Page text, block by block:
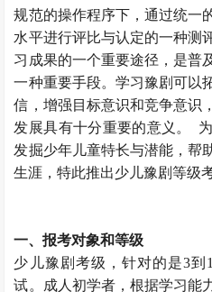
规范的操作程序下，通过统一
水平进行评比与认定的一种测
习成果的一个重要途径，是普
一种重要手段。学习豫剧可以
信，增强目标意识和竞争意识
发展具有十分重要的意义。
发掘少年儿童特长与潜能，帮
生涯，特此推出少儿豫剧等级
一、报考对象和等级
少儿豫剧考级，针对的是3
试。成人初学者，根据学习能